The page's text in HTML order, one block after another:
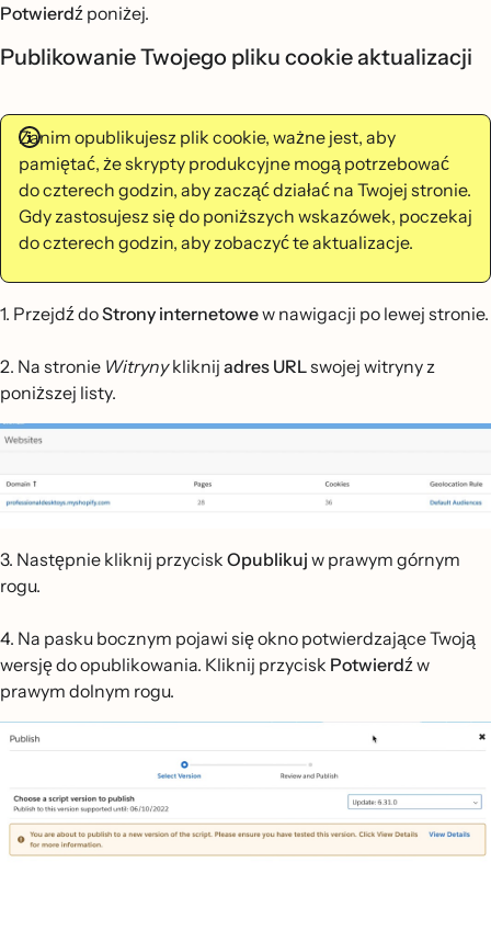
Potwierdź poniżej.
Publikowanie Twojego pliku cookie aktualizacji
Zanim opublikujesz plik cookie, ważne jest, aby
pamiętać, że skrypty produkcyjne mogą potrzebować
do czterech godzin, aby zacząć działać na Twojej stronie.
Gdy zastosujesz się do poniższych wskazówek, poczekaj
do czterech godzin, aby zobaczyć te aktualizacje.
1. Przejdź doStrony internetowew nawigacji po lewej stronie.
2. Na stronie Witrynykliknij adres URLswojej witryny z
poniższej listy.
3. Następnie kliknij przycisk Opublikuj w prawym górnym
rogu.
4. Na pasku bocznym pojawi się okno potwierdzające Twoją
wersję do opublikowania. Kliknij przycisk Potwierdź w
prawym dolnym rogu.